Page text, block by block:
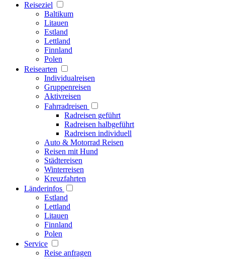
Reiseziel
Baltikum
Litauen
Estland
Lettland
Finnland
Polen
Reisearten
Individualreisen
Gruppenreisen
Aktivreisen
Fahrradreisen
Radreisen geführt
Radreisen halbgeführt
Radreisen individuell
Auto & Motorrad Reisen
Reisen mit Hund
Städtereisen
Winterreisen
Kreuzfahrten
Länderinfos
Estland
Lettland
Litauen
Finnland
Polen
Service
Reise anfragen